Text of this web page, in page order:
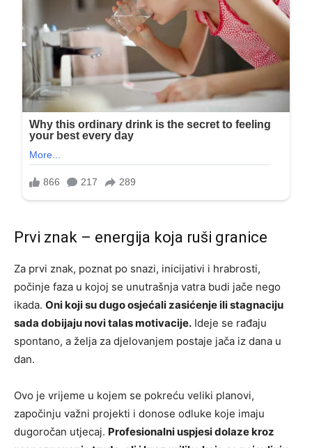
Prvi znak – energija koja ruši granice
Za prvi znak, poznat po snazi, inicijativi i hrabrosti,
počinje faza u kojoj se unutrašnja vatra budi jače nego
ikada. Oni koji su dugo osjećali zasićenje ili stagnaciju
sada dobijaju novi talas motivacije. Ideje se rađaju
spontano, a želja za djelovanjem postaje jača iz dana u
dan.
Ovo je vrijeme u kojem se pokreću veliki planovi,
započinju važni projekti i donose odluke koje imaju
dugoročan utjecaj. Profesionalni uspjesi dolaze kroz